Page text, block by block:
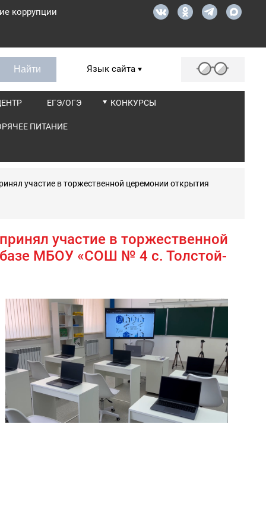
коррупции
Язык сайта
ЕГЭ/ОГЭ КОНКУРСЫ
ПИТАНИЕ
участие в торжественной церемонии открытия
участие в торжественной
базе МБОУ «СОШ № 4 с. Толстой-